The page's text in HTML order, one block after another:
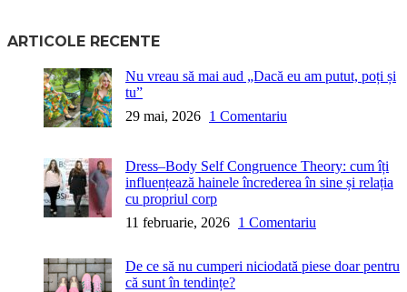
ARTICOLE RECENTE
Nu vreau să mai aud „Dacă eu am putut, poți și
tu”
29 mai, 2026 1 Comentariu
Dress–Body Self Congruence Theory: cum îți
influențează hainele încrederea în sine și relația
cu propriul corp
11 februarie, 2026 1 Comentariu
De ce să nu cumperi niciodată piese doar pentru
că sunt în tendințe?